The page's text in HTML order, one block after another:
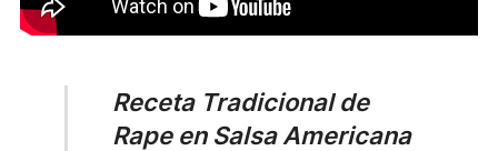
Receta Tradicional de
Rape en Salsa Americana